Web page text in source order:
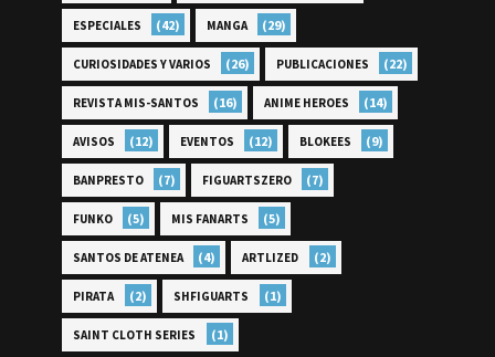
ESPECIALES (42) MANGA (29)
CURIOSIDADES Y VARIOS (26) PUBLICACIONES (22)
REVISTA MIS-SANTOS (16) ANIME HEROES (14)
AVISOS (12) EVENTOS (12) BLOKEES (9)
BANPRESTO (7) FIGUARTSZERO (7)
FUNKO (5) MIS FANARTS (5)
SANTOS DE ATENEA (4) ARTLIZED (2)
PIRATA (2) SHFIGUARTS (1)
SAINT CLOTH SERIES (1)